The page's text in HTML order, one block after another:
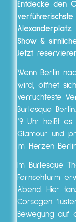
Entdecke den
Alexanderplatz.
Show &
Jetzt
Wenn Berlin
wird, öffnet
verruchteste
Burlesque
19 Uhr heißt es
Glamour und
im Herzen
Im Burlesque
Fernsehturm
Abend. Hier
Corsagen
Bewegung auf